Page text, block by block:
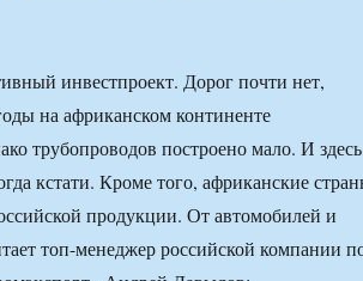
инвестпроект. Дорог почти нет,
на африканском континенте
трубопроводов построено мало. И здесь
кстати. Кроме того, африканские
продукции. От автомобилей и
топ-менеджер российской компании